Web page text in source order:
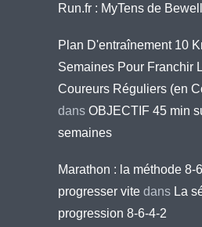
Run.fr : MyTens de
Plan D'entraînement 10
Semaines Pour Franchir
Coureurs Réguliers (en
dans OBJECTIF 45 min
semaines
Marathon : la méthode 8-
progresser vite dans La
progression 8-6-4-2